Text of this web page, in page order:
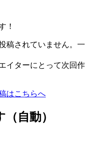
！
稿されていません。一
イターにとって次回作
はこちらへ
自動）